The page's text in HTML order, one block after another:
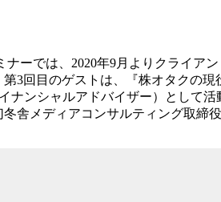
ーでは、2020年9月よりクライア
3回目のゲストは、『株オタクの
ナンシャルアドバイザー）として
舎メディアコンサルティング取締